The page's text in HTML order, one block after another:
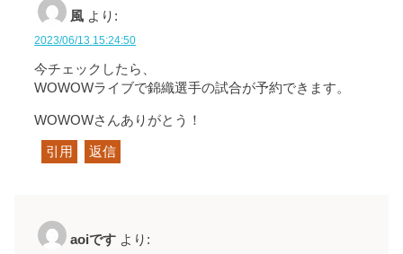
風 より:
2023/06/13 15:24:50
今チェックしたら、
WOWOWライブで錦織選手の試合が予約できます。
WOWOWさんありがとう！
引用 返信
aoiです より: